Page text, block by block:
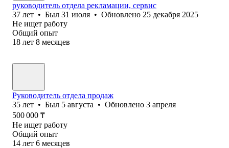
руководитель отдела рекламации, сервис
37 лет • Был 31 июля • Обновлено 25 декабря 2025
Не ищет работу
Общий опыт
18 лет 8 месяцев
Руководитель отдела продаж
35 лет • Был 5 августа • Обновлено 3 апреля
500 000 ₸
Не ищет работу
Общий опыт
14 лет 6 месяцев